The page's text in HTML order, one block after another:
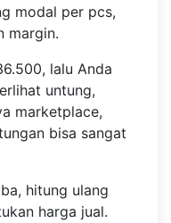
modal per pcs,
margin.
lalu Anda
untung,
marketplace,
bisa sangat
hitung ulang
harga jual.